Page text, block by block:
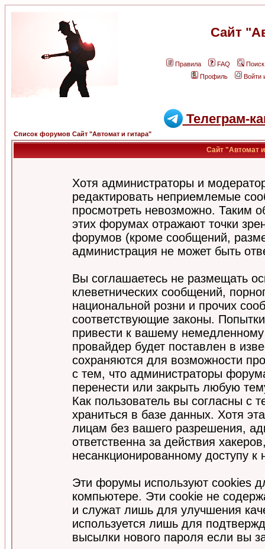
Сайт
Правила FAQ
Поиск
Профиль
Войти
Телеграм-
Список форумов Сайт "Автомат и гитара"
Сайт "Автомат и
Хотя администраторы и
редактировать неприемлемые
просмотреть невозможно. Таким
этих форумах отражают точки
форумов (кроме сообщений,
администрация не может быть
Вы соглашаетесь не размещать
клеветнических сообщений,
национальной розни и прочих
соответствующие законы.
привести к вашему
провайдер будет поставлен в
сохраняются для возможности
с тем, что администраторы
перенести или закрыть любую
Как пользователь вы согласны с
храниться в базе данных. Хотя
лицам без вашего разрешения,
ответственна за действия
несанкционированному доступу к
Эти форумы используют cookies
компьютере. Эти cookie не
и служат лишь для улучшения
используется лишь для
высылки нового пароля если вы